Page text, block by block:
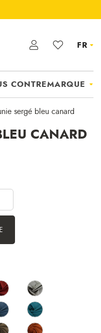
FR
CONTREMARQUE
sergé bleu canard
CANARD